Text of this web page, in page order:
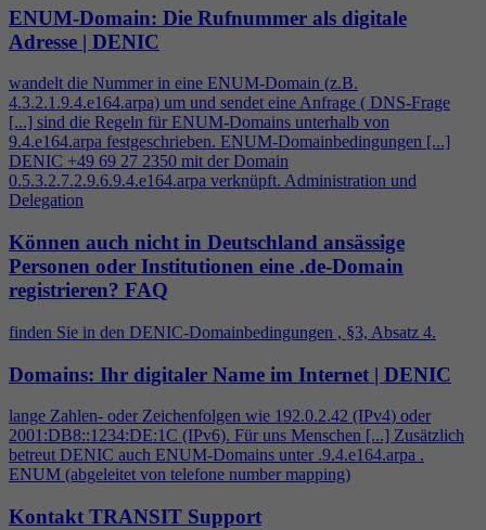
ENUM-Domain: Die Rufnummer als digitale
Adresse | DENIC
wandelt die Nummer in eine ENUM-Domain (z.B.
4.3.2.1.9.4.e164.arpa) um und sendet eine Anfrage ( DNS-Frage
[...] sind die Regeln für ENUM-Domains unterhalb von
9.4.e164.arpa festgeschrieben. ENUM-Domainbedingungen [...]
DENIC +49 69 27 2350 mit der Domain
0.5.3.2.7.2.9.6.9.4.e164.arpa verknüpft. Administration und
Delegation
Können auch nicht in Deutschland ansässige
Personen oder Institutionen eine .de-Domain
registrieren? FAQ
finden Sie in den DENIC-Domainbedingungen , §3, Absatz 4.
Domains: Ihr digitaler Name im Internet | DENIC
lange Zahlen- oder Zeichenfolgen wie 192.0.2.42 (IPv4) oder
2001:DB8::1234:DE:1C (IPv6). Für uns Menschen [...] Zusätzlich
betreut DENIC auch ENUM-Domains unter .9.4.e164.arpa .
ENUM (abgeleitet von telefone number mapping)
Kontakt TRANSIT Support